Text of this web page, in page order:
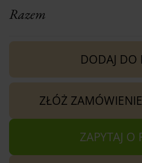
Razem
DODAJ DO
ZŁÓŻ
ZAPYTAJ O